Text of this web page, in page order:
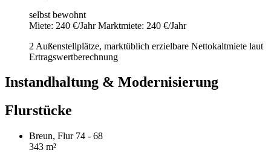
selbst bewohnt
Miete: 240 €/JahrMarktmiete: 240 €/Jahr
2 Außenstellplätze, marktüblich erzielbare Nettokaltmiete laut
Ertragswertberechnung
Instandhaltung & Modernisierung
Flurstücke
Breun, Flur 74 - 68
343 m²